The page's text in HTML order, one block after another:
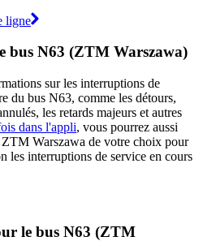
ligne
bus N63 (ZTM Warszawa)
sur les interruptions de
du bus N63, comme les détours,
les retards majeurs et autres
dans l'appli, vous pourrez aussi
Warszawa de votre choix pour
les interruptions de service en cours
le bus N63 (ZTM